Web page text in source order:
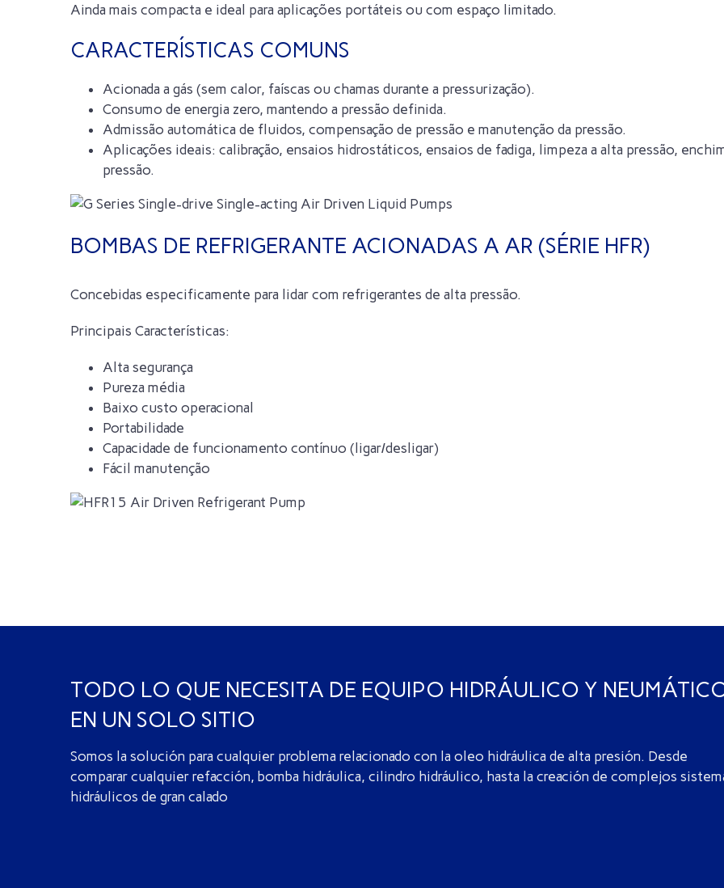
Ainda mais compacta e ideal para aplicações portáteis ou com espaço limitado.
CARACTERÍSTICAS COMUNS
Acionada a gás (sem calor, faíscas ou chamas durante a pressurização).
Consumo de energia zero, mantendo a pressão definida.
Admissão automática de fluidos, compensação de pressão e manutenção da pressão.
Aplicações ideais: calibração, ensaios hidrostáticos, ensaios de fadiga, limpeza a alta pressão,
pressão.
BOMBAS DE REFRIGERANTE ACIONADAS A AR (SÉRIE HFR)
Concebidas especificamente para lidar com refrigerantes de alta pressão.
Principais Características:
Alta segurança
Pureza média
Baixo custo operacional
Portabilidade
Capacidade de funcionamento contínuo (ligar/desligar)
Fácil manutenção
TODO LO QUE NECESITA DE EQUIPO HIDRÁULICO Y
EN UN SOLO SITIO
Somos la solución para cualquier problema relacionado con la oleo hidráulica de alta presión. Desde
comparar cualquier refacción, bomba hidráulica, cilindro hidráulico, hasta la creación de complejos
hidráulicos de gran calado